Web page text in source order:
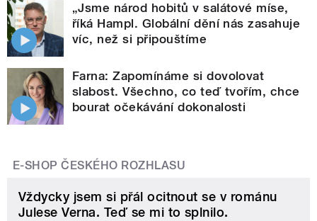
„Jsme národ hobitů v salátové míse,
říká Hampl. Globální dění nás zasahuje
víc, než si připouštíme
Farna: Zapomínáme si dovolovat
slabost. Všechno, co teď tvořím, chce
bourat očekávání dokonalosti
E-SHOP ČESKÉHO ROZHLASU
Vždycky jsem si přál ocitnout se v románu
Julese Verna. Teď se mi to splnilo.